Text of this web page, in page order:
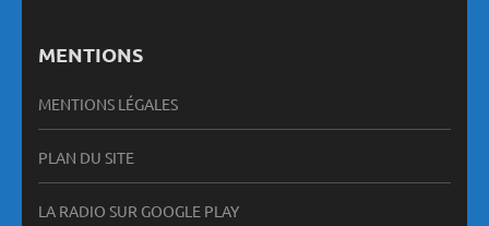
MENTIONS
MENTIONS LÉGALES
PLAN DU SITE
LA RADIO SUR GOOGLE PLAY